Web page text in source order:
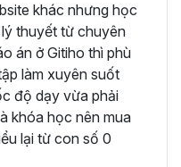
thành thạo Excel xử lý
học vềThủ thuật
với hơn7h+ học
sẽ nhận được nhiều lợi
trình độ chuyên môn
khác nhưng học
thuyết từ chuyên
án ở Gitiho thì phù
làm xuyên suốt
độ dạy vừa phải
khóa học nên mua
lại từ con số 0